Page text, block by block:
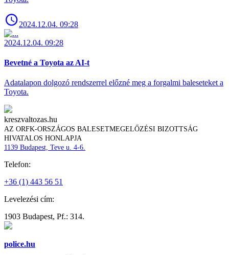
2024.12.04. 09:28
2024.12.04. 09:28
Bevetné a Toyota az AI-t
Adatalapon dolgozó rendszerrel előzné meg a forgalmi baleseteket a
Toyota.
kreszvaltozas.hu
AZ ORFK-ORSZÁGOS BALESETMEGELŐZÉSI BIZOTTSÁG
HIVATALOS HONLAPJA
1139 Budapest, Teve u. 4-6.
Telefon:
+36 (1) 443 56 51
Levelezési cím:
1903 Budapest, Pf.: 314.
police.hu